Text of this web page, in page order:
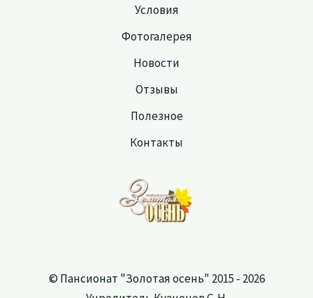
Условия
Фотогалерея
Новости
Отзывы
Полезное
Контакты
© Пансионат "Золотая осень" 2015 - 2026